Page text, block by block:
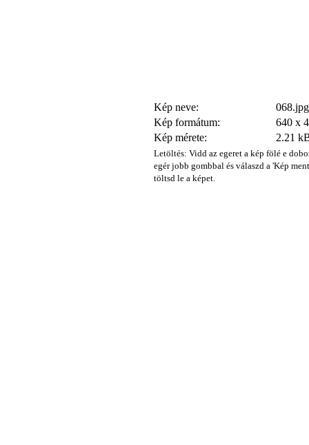
Kép neve:
068.jpg
Kép formátum:
640 x
Kép mérete:
2.21
Letöltés: Vidd az egeret a kép fölé e
egér jobb gombbal és válaszd a 'Kép
töltsd le a képet.